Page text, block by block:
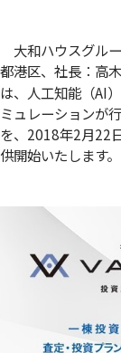
大和ハウスグル
都港区、社長：高
は、人工知能（AI
ミュレーションが
を、2018年2月22
供開始いたします。